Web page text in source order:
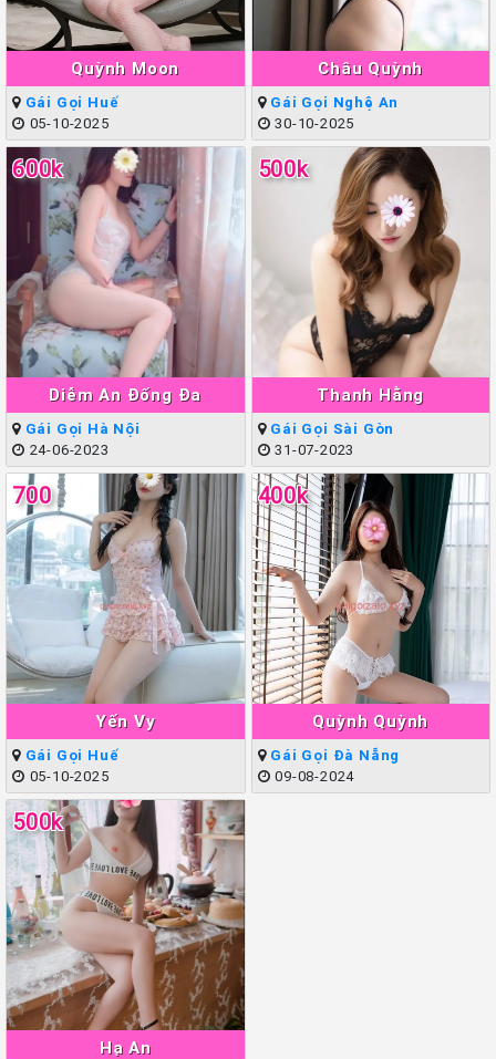
Quỳnh Moon
Gái Gọi Huế
05-10-2025
Châu Quỳnh
Gái Gọi Nghệ An
30-10-2025
Diễm An Đống Đa
600k
Gái Gọi Hà Nội
24-06-2023
Thanh Hằng
500k
Gái Gọi Sài Gòn
31-07-2023
Yến Vy
700
Gái Gọi Huế
05-10-2025
Quỳnh Quỳnh
400k
Gái Gọi Đà Nẵng
09-08-2024
Hạ An
500k